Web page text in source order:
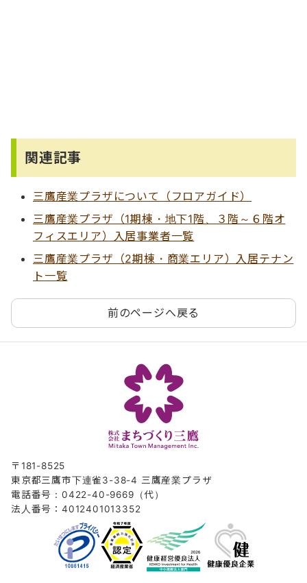
関連記事
三鷹産業プラザについて（フロアガイド）
三鷹産業プラザ（1期棟・地下1階、３階～６階オ
フィスエリア）入居事業者一覧
三鷹産業プラザ（2期棟・商業エリア）入居テナン
ト一覧
前のページへ戻る
〒181-8525
東京都三鷹市下連雀3-38-4 三鷹産業プラザ
電話番号：0422-40-9669（代）
法人番号：4012401013352